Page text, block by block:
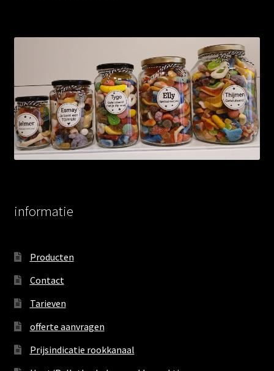
informatie
Producten
Contact
Tarieven
offerte aanvragen
Prijsindicatie rookkanaal